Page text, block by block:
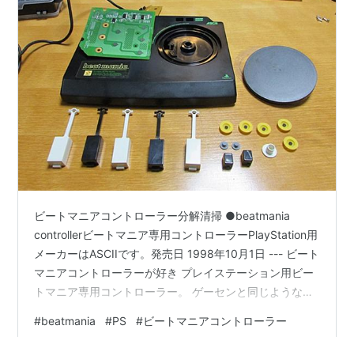
ビートマニアコントローラー分解清掃 ●beatmania
controllerビートマニア専用コントローラーPlayStation用
メーカーはASCIIです。発売日 1998年10月1日 --- ビート
マニアコントローラーが好き プレイステーション用ビー
トマニア専用コントローラー。 ゲーセンと同じような操
り特殊なデザインのコントローラーで 見た目も大好きで
#beatmania #PS #ビートマニアコントローラー